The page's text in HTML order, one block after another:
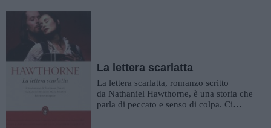
La lettera scarlatta
La lettera scarlatta, romanzo scritto
da Nathaniel Hawthorne, è una storia che
parla di peccato e senso di colpa. Ci